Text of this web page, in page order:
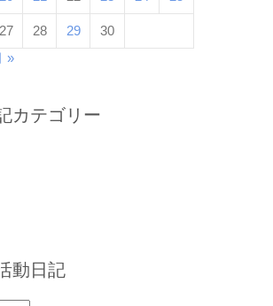
27 28 29
30
»
カテゴリー
動日記